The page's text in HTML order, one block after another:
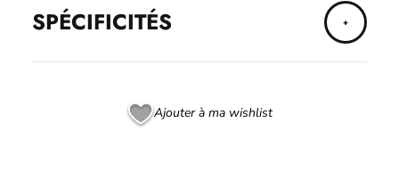
SPÉCIFICITÉS
Ajouter à ma wishlist